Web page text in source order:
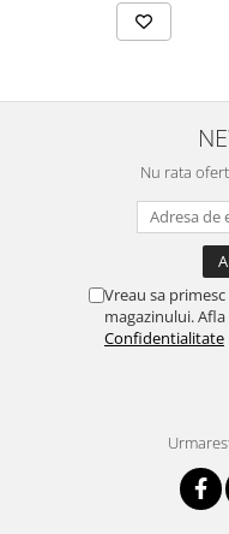
Nu rata
Vreau sa
magazinului.
Confidentialitate